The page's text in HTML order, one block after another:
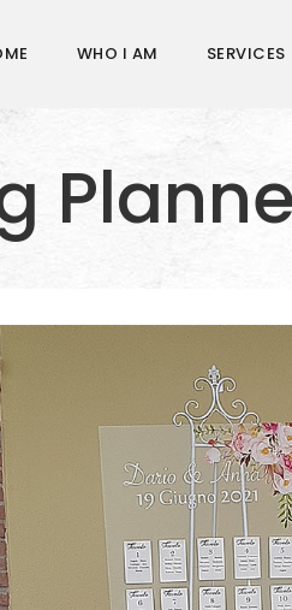
WHO I AM SERVICES